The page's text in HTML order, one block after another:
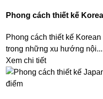
Phong cách thiết kế
Phong cách thiết kế
trong những xu hướng nội...
Xem chi tiết